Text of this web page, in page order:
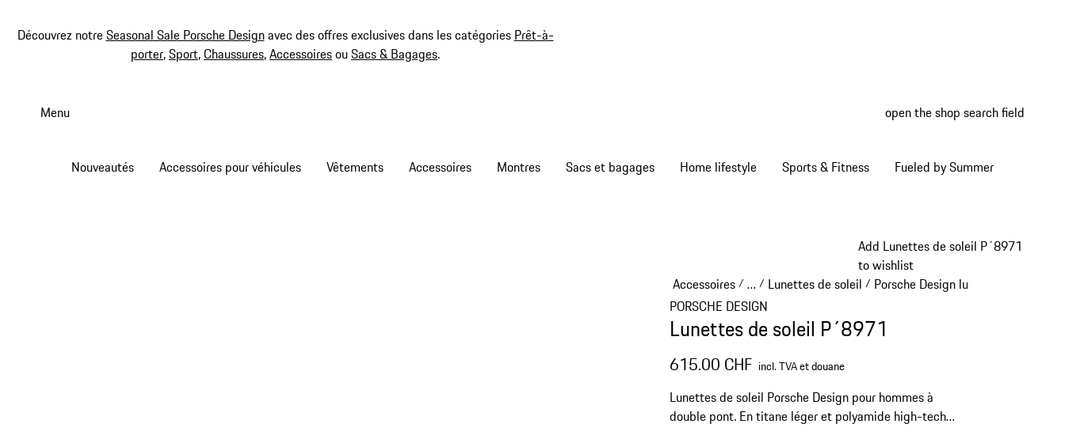
Découvrez notreSeasonal Sale Porsche Designavec des offres exclusives dans les catégories Prêt-à-
porter,Sport,Chaussures,AccessoiresouSacs & Bagages.
Menu open the shop search field
Nouveautés Accessoires pour véhicules Vêtements Accessoires Montres Sacs et bagages Home lifestyle Sports & Fitness Fueled by Summer
Add Lunettes de soleil P´8971
to wishlist
Accessoires/ …
Reveal collapsed breadcrumb items
/ Lunettes de soleil / Porsche Design lunettes de soleil
PORSCHE DESIGN
Lunettes de soleil P´8971
615.00 CHF incl. TVA et douane
Lunettes de soleil Porsche Design pour hommes à
double pont. En titane léger et polyamide high-tech